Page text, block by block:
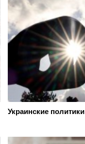
Украинские